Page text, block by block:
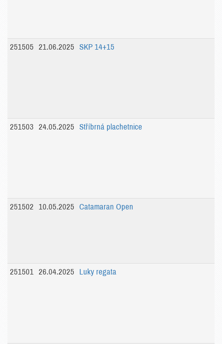
251505 21.06.2025 SKP 14+15
251503 24.05.2025 Stříbrná plachetnice
251502 10.05.2025 Catamaran Open
251501 26.04.2025 Luky regata